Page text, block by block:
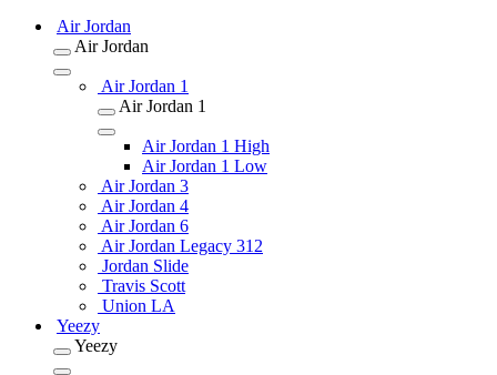
Air Jordan
Air Jordan
Air Jordan 1
Air Jordan 1
Air Jordan 1 High
Air Jordan 1 Low
Air Jordan 3
Air Jordan 4
Air Jordan 6
Air Jordan Legacy 312
Jordan Slide
Travis Scott
Union LA
Yeezy
Yeezy